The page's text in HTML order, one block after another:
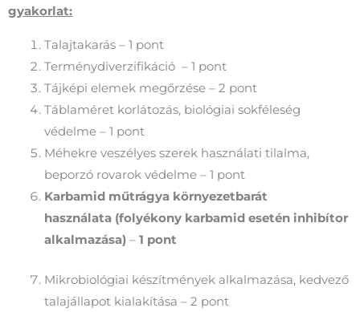
gyakorlat:
Talajtakarás – 1 pont
Terménydiverzifikáció – 1 pont
Tájképi elemek megőrzése – 2 pont
Táblaméret korlátozás, biológiai sokféleség
védelme – 1 pont
Méhekre veszélyes szerek használati tilalma,
beporzó rovarok védelme – 1 pont
Karbamid műtrágya környezetbarát
használata (folyékony karbamid esetén inhibítor
alkalmazása) – 1 pont
Mikrobiológiai készítmények alkalmazása, kedvező
talajállapot kialakítása – 2 pont